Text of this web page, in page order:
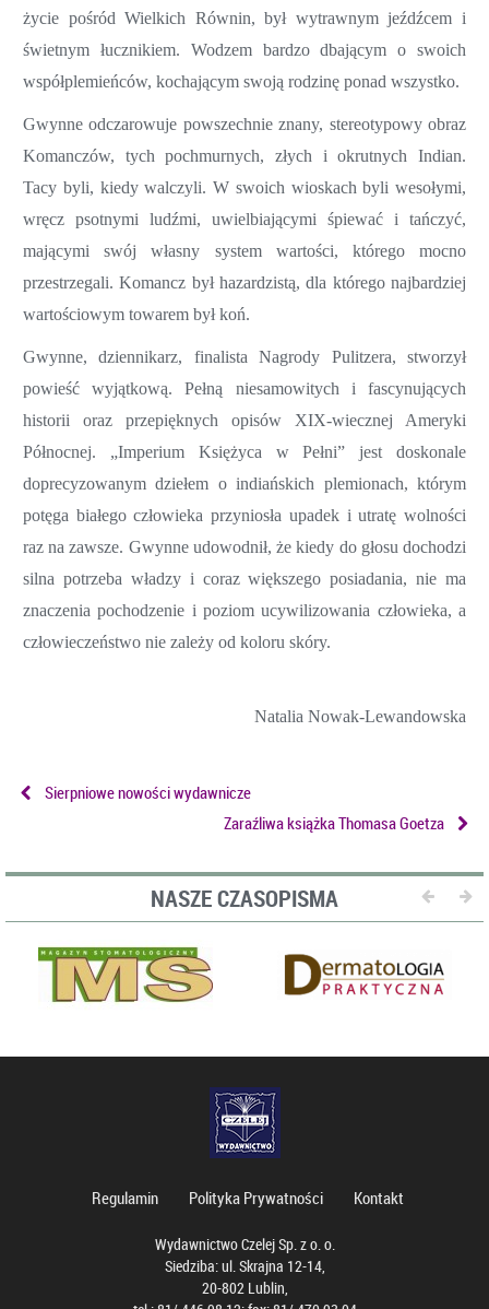
życie pośród Wielkich Równin, był wytrawnym jeźdźcem i
świetnym łucznikiem. Wodzem bardzo dbającym o swoich
współplemieńców, kochającym swoją rodzinę ponad wszystko.
Gwynne odczarowuje powszechnie znany, stereotypowy obraz
Komanczów, tych pochmurnych, złych i okrutnych Indian.
Tacy byli, kiedy walczyli. W swoich wioskach byli wesołymi,
wręcz psotnymi ludźmi, uwielbiającymi śpiewać i tańczyć,
mającymi swój własny system wartości, którego mocno
przestrzegali. Komancz był hazardzistą, dla którego najbardziej
wartościowym towarem był koń.
Gwynne, dziennikarz, finalista Nagrody Pulitzera, stworzył
powieść wyjątkową. Pełną niesamowitych i fascynujących
historii oraz przepięknych opisów XIX-wiecznej Ameryki
Północnej. „Imperium Księżyca w Pełni” jest doskonale
doprecyzowanym dziełem o indiańskich plemionach, którym
potęga białego człowieka przyniosła upadek i utratę wolności
raz na zawsze. Gwynne udowodnił, że kiedy do głosu dochodzi
silna potrzeba władzy i coraz większego posiadania, nie ma
znaczenia pochodzenie i poziom ucywilizowania człowieka, a
człowieczeństwo nie zależy od koloru skóry.
Natalia Nowak-Lewandowska
Sierpniowe nowości wydawnicze
Zaraźliwa książka Thomasa Goetza
NASZE CZASOPISMA
Regulamin Polityka Prywatności Kontakt
Wydawnictwo Czelej Sp. z o. o.
Siedziba: ul. Skrajna 12-14,
20-802 Lublin,